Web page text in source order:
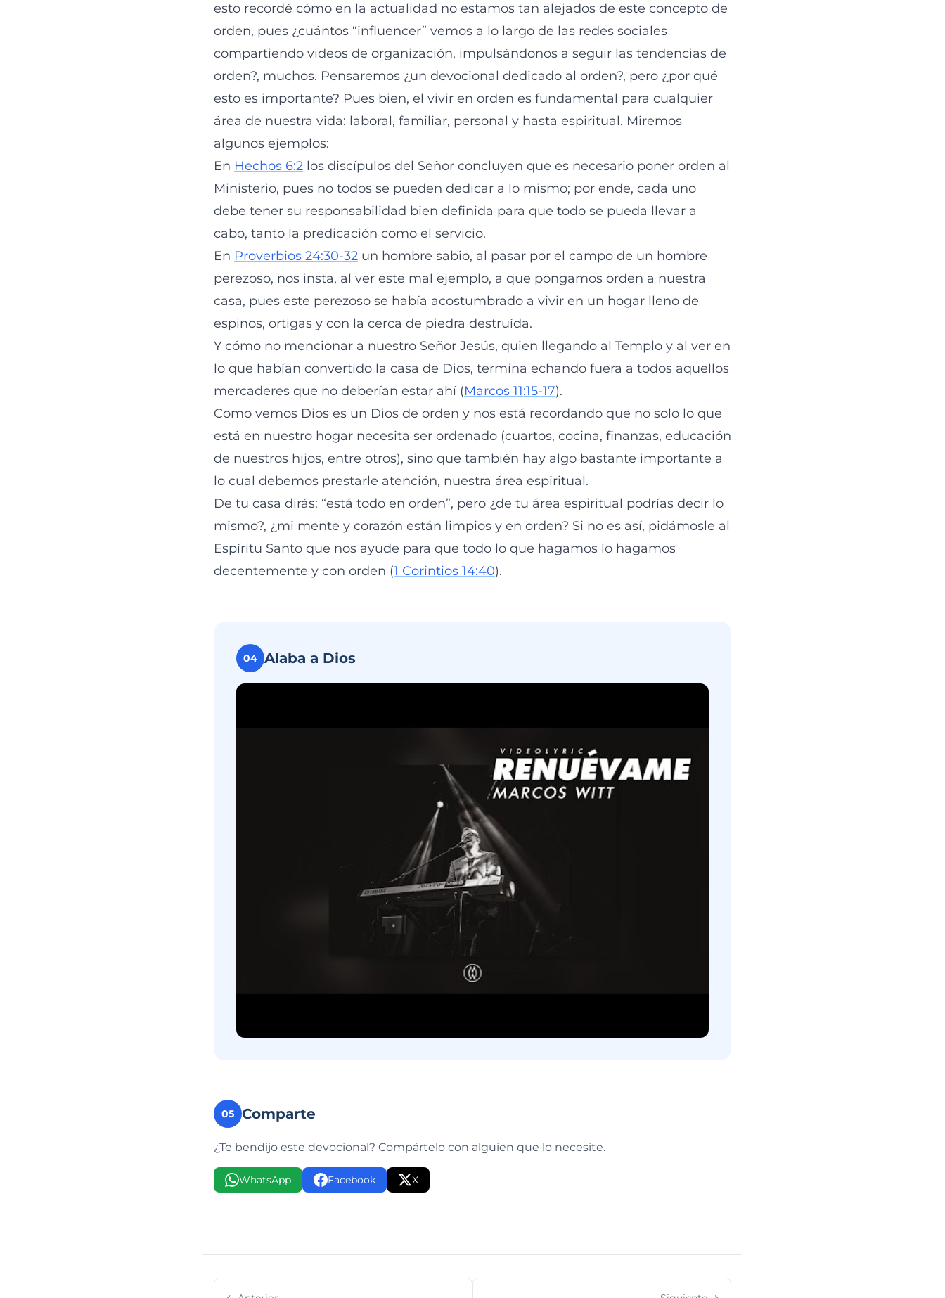
esto recordé cómo en la actualidad no estamos tan alejados de este concepto de
orden, pues ¿cuántos “influencer” vemos a lo largo de las redes sociales
compartiendo videos de organización, impulsándonos a seguir las tendencias de
orden?, muchos. Pensaremos ¿un devocional dedicado al orden?, pero ¿por qué
esto es importante? Pues bien, el vivir en orden es fundamental para cualquier
área de nuestra vida: laboral, familiar, personal y hasta espiritual. Miremos
algunos ejemplos:
En Hechos 6:2 los discípulos del Señor concluyen que es necesario poner orden al
Ministerio, pues no todos se pueden dedicar a lo mismo; por ende, cada uno
debe tener su responsabilidad bien definida para que todo se pueda llevar a
cabo, tanto la predicación como el servicio.
En Proverbios 24:30-32 un hombre sabio, al pasar por el campo de un hombre
perezoso, nos insta, al ver este mal ejemplo, a que pongamos orden a nuestra
casa, pues este perezoso se había acostumbrado a vivir en un hogar lleno de
espinos, ortigas y con la cerca de piedra destruída.
Y cómo no mencionar a nuestro Señor Jesús, quien llegando al Templo y al ver en
lo que habían convertido la casa de Dios, termina echando fuera a todos aquellos
mercaderes que no deberían estar ahí (Marcos 11:15-17).
Como vemos Dios es un Dios de orden y nos está recordando que no solo lo que
está en nuestro hogar necesita ser ordenado (cuartos, cocina, finanzas, educación
de nuestros hijos, entre otros), sino que también hay algo bastante importante a
lo cual debemos prestarle atención, nuestra área espiritual.
De tu casa dirás: “está todo en orden”, pero ¿de tu área espiritual podrías decir lo
mismo?, ¿mi mente y corazón están limpios y en orden? Si no es así, pidámosle al
Espíritu Santo que nos ayude para que todo lo que hagamos lo hagamos
decentemente y con orden (1 Corintios 14:40).
04 Alaba a Dios
05 Comparte
¿Te bendijo este devocional? Compártelo con alguien que lo necesite.
WhatsApp Facebook X